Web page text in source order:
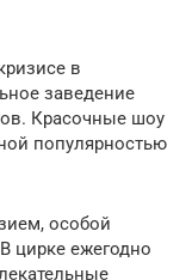
в
заведение
Красочные шоу
популярностью
особой
цирке ежегодно